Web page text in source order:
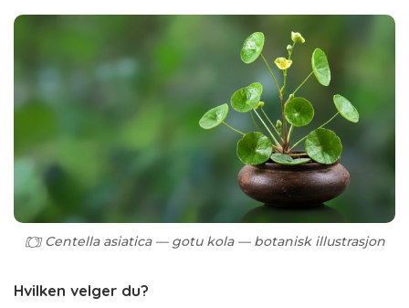
Centella asiatica — gotu kola — botanisk illustrasjon
Hvilken velger du?